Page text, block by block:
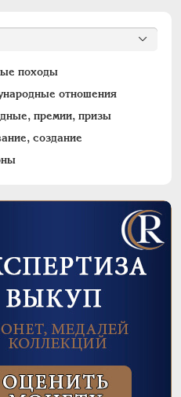
походы
отношения
премии, призы
создание